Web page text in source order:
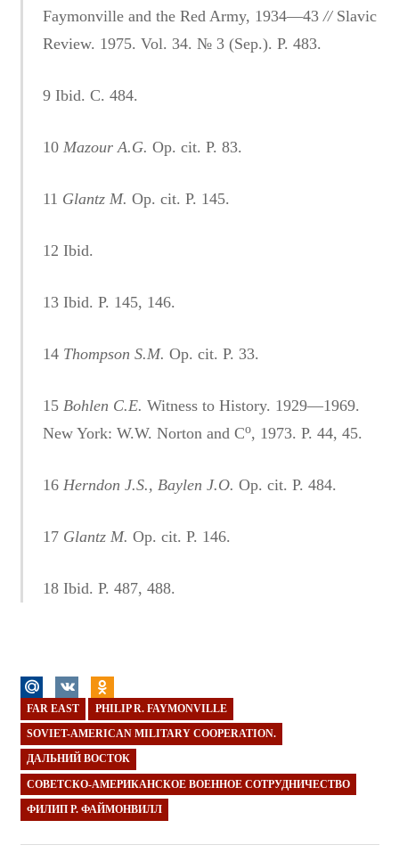
Faymonville and the Red Army, 1934—43// Slavic
Review. 1975. Vol. 34. № 3 (Sep.). Р. 483.
9 Ibid. С. 484.
10 Mazour A.G. Op. cit. Р. 83.
11 Glantz M. Op. cit. P. 145.
12 Ibid.
13 Ibid. P. 145, 146.
14 Thompson S.M. Op. cit. P. 33.
15 Bohlen C.E. Witness to History. 1929—1969.
New York: W.W. Norton and Co, 1973. P. 44, 45.
16 Herndon J.S., Baylen J.O. Op. cit. P. 484.
17 Glantz M. Op. cit. P. 146.
18 Ibid. P. 487, 488.
FAR EAST PHILIP R. FAYMONVILLE
SOVIET-AMERICAN MILITARY COOPERATION.
ДАЛЬНИЙ ВОСТОК
СОВЕТСКО-АМЕРИКАНСКОЕ ВОЕННОЕ СОТРУДНИЧЕСТВО
ФИЛИП Р. ФАЙМОНВИЛЛ